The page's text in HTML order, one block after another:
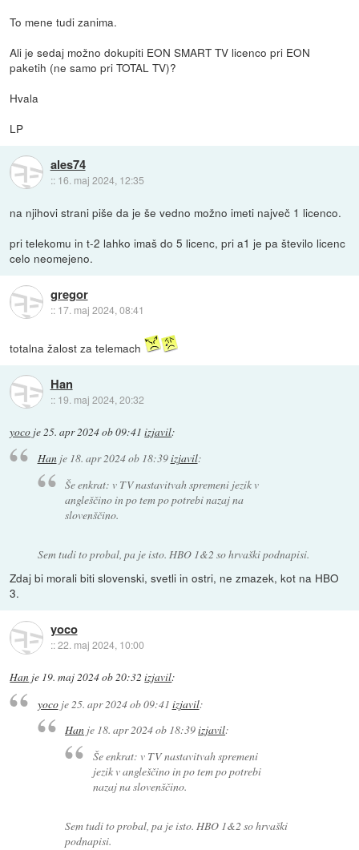
To mene tudi zanima.
Ali je sedaj možno dokupiti EON SMART TV licenco pri EON
paketih (ne samo pri TOTAL TV)?
Hvala
LP
ales74
:: 16. maj 2024, 12:35
na njihovi strani piše da je še vedno možno imeti največ 1 licenco.
pri telekomu in t-2 lahko imaš do 5 licenc, pri a1 je pa število licenc
celo neomejeno.
gregor
:: 17. maj 2024, 08:41
totalna žalost za telemach
Han
:: 19. maj 2024, 20:32
yoco je25. apr 2024 ob 09:41 izjavil:
Hanje 18. apr 2024 ob 18:39izjavil:
Še enkrat: v TV nastavitvah spremeni jezik v
angleščino in po tem po potrebi nazaj na
slovenščino.
Sem tudi to probal, pa je isto. HBO 1&2 so hrvaški podnapisi.
Zdaj bi morali biti slovenski, svetli in ostri, ne zmazek, kot na HBO
3.
yoco
::22. maj 2024, 10:00
Han je 19. maj 2024 ob 20:32 izjavil:
yocoje 25. apr 2024 ob 09:41 izjavil:
Han je 18. apr 2024 ob 18:39izjavil:
Še enkrat: v TV nastavitvah spremeni
jezik v angleščino in po tem po potrebi
nazaj na slovenščino.
Sem tudi to probal, pa je isto. HBO 1&2 so hrvaški
podnapisi.